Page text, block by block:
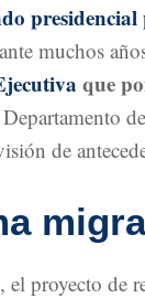
muchos
que
de
el proyecto